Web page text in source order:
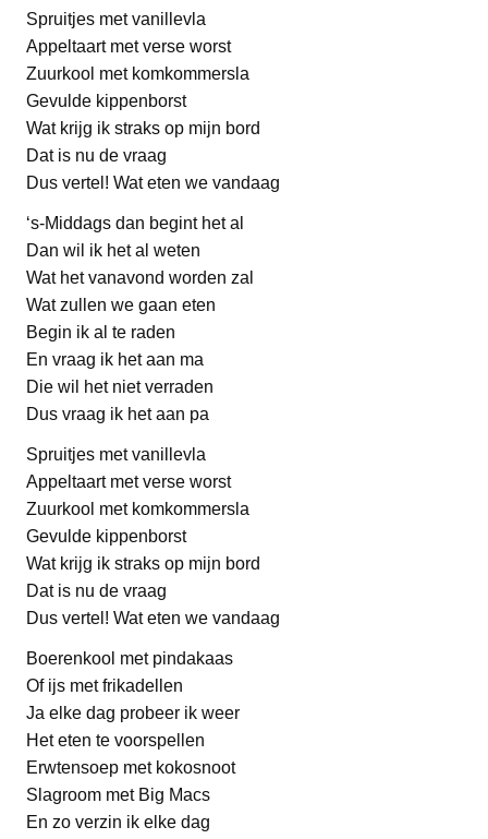
Spruitjes met vanillevla
Appeltaart met verse worst
Zuurkool met komkommersla
Gevulde kippenborst
Wat krijg ik straks op mijn bord
Dat is nu de vraag
Dus vertel! Wat eten we vandaag
‘s-Middags dan begint het al
Dan wil ik het al weten
Wat het vanavond worden zal
Wat zullen we gaan eten
Begin ik al te raden
En vraag ik het aan ma
Die wil het niet verraden
Dus vraag ik het aan pa
Spruitjes met vanillevla
Appeltaart met verse worst
Zuurkool met komkommersla
Gevulde kippenborst
Wat krijg ik straks op mijn bord
Dat is nu de vraag
Dus vertel! Wat eten we vandaag
Boerenkool met pindakaas
Of ijs met frikadellen
Ja elke dag probeer ik weer
Het eten te voorspellen
Erwtensoep met kokosnoot
Slagroom met Big Macs
En zo verzin ik elke dag